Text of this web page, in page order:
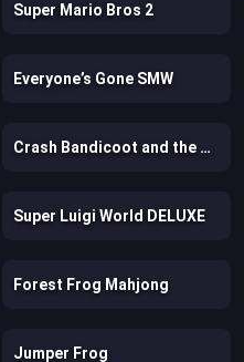
Super Mario Bros 2
Everyone’s Gone SMW
Crash Bandicoot and the Retro Dimension
Super Luigi World DELUXE
Forest Frog Mahjong
Jumper Frog